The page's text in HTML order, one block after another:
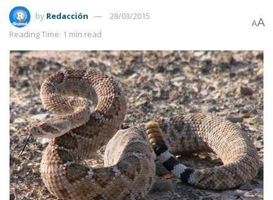
by Redacción
28/03/2015
Reading Time: 1 min read
AA